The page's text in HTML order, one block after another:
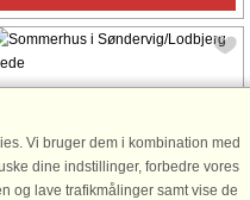
nr: 44465
Vi bruger dem i kombination med
dine indstillinger, forbedre vores
og lave trafikmålinger samt vise de